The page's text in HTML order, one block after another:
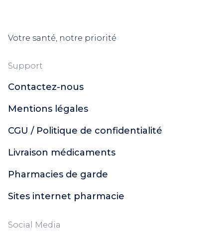
Votre santé, notre priorité
Support
Contactez-nous
Mentions légales
CGU / Politique de confidentialité
Livraison médicaments
Pharmacies de garde
Sites internet pharmacie
Social Media